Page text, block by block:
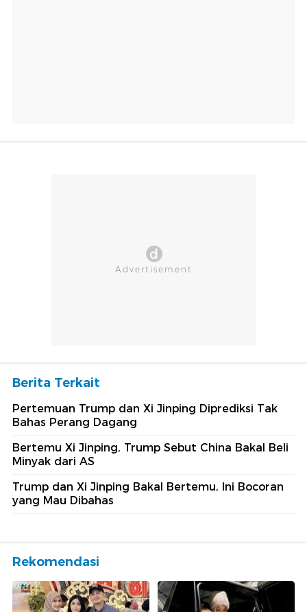
Berita Terkait
Pertemuan Trump dan Xi Jinping Diprediksi Tak
Bahas Perang Dagang
Bertemu Xi Jinping, Trump Sebut China Bakal Beli
Minyak dari AS
Trump dan Xi Jinping Bakal Bertemu, Ini Bocoran
yang Mau Dibahas
Rekomendasi